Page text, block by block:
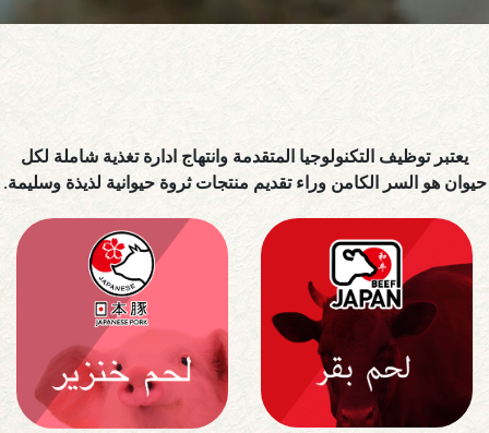
يعتبر توظيف التكنولوجيا المتقدمة وانتهاج ادارة تغذية شاملة لكل
حيوان هو السر الكامن وراء تقديم منتجات ثروة حيوانية لذيذة وسليمة.